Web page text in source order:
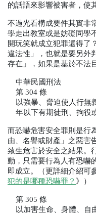
的話語來影響被害者，使
不過光看構成要件其實非
學走出教室或是妨礙同學
開玩笑就成立犯罪還得了
違法性」，也就是要另外
存在」，如果是基於不法
中華民國刑法
第 304 條
以強暴、脅迫使人行無
年以下有期徒刑、拘役
而恐嚇危害安全罪則是行
由、名譽或財產」之惡害
致生危害於安全之結果。
動，只需要行為人有恐嚇
即成立。（更詳細介紹可
犯的是哪種恐嚇罪？ 》）
第 305 條
以加害生命、身體、自